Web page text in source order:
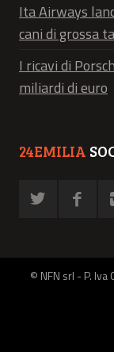
Ita Airways
cani di grossa
I ricavi di
miliardi di euro
24EMILIA
© NFN srl - P.